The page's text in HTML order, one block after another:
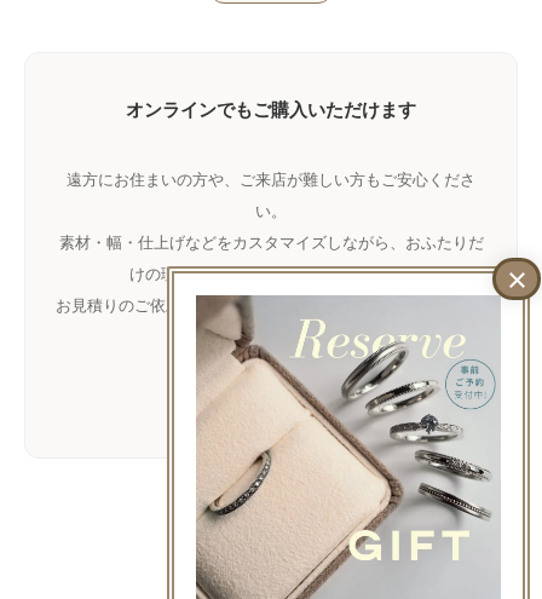
オンラインでもご購入いただけます
遠方にお住まいの方や、ご来店が難しい方もご安心くださ
い。
素材・幅・仕上げなどをカスタマイズしながら、おふたりだ
けの理想の指輪をお作りいただけます。
お見積りのご依頼だけでもお気軽に
LINEで相談
LINEでお問い合わせ